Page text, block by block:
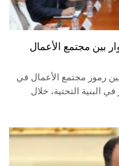
بين مجتمع الأعمال
بين رموز مجتمع الأعمال في
البنية التحتية، خلال